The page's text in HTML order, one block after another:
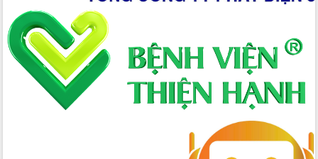
Thống nhất danh sách giới thiệu ứng
cử đại biểu Quốc hội khoá XVI và đại
biểu HĐND tỉnh Đắk Lắk, nhiệm kỳ
2026-2031
Phát động hai phong trào thi đua quan
trọng trong kỷ nguyên mới
Hội nghị lần thứ tư Ban Chỉ đạo công
tác bầu cử tỉnh Đắk Lắk